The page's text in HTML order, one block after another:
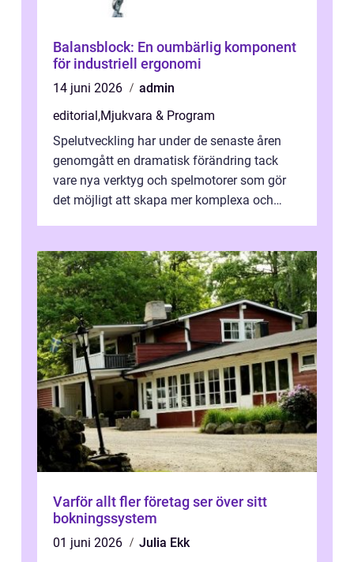
Balansblock: En oumbärlig komponent
för industriell ergonomi
14 juni 2026
admin
editorial,Mjukvara & Program
Spelutveckling har under de senaste åren
genomgått en dramatisk förändring tack
vare nya verktyg och spelmotorer som gör
det möjligt att skapa mer komplexa och
Varför allt fler företag ser över sitt
bokningssystem
01 juni 2026
Julia Ekk